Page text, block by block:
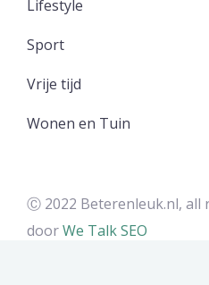
Lifestyle
Sport
Vrije tijd
Wonen en Tuin
Ⓒ 2022 Beterenleuk.nl, all
doorWe Talk SEO